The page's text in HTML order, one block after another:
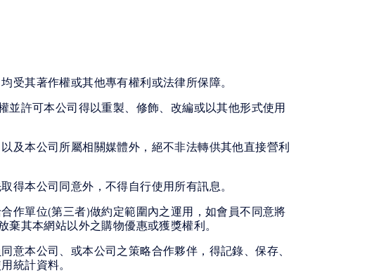
受其著作權或其他專有權利或法律所保障。
許可本公司得以重製、修飾、改編或以其他形式使用
及本公司所屬相關媒體外，絕不非法轉供其他直接營利
得本公司同意外，不得自行使用所有訊息。
作單位(第三者)做約定範圍內之運用，如會員不同意將
其本網站以外之購物優惠或獲獎權利。
意本公司、或本公司之策略合作夥伴，得記錄、保存、
統計資料。